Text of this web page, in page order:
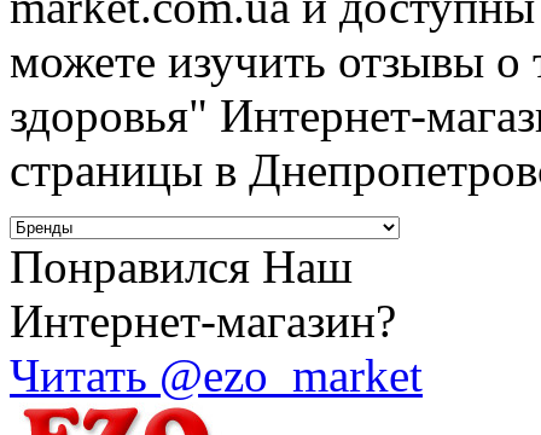
можете изучить отзывы о
здоровья" Интернет-
страницы в
Понравился Наш
Интернет-магазин?
Читать @ezo_market